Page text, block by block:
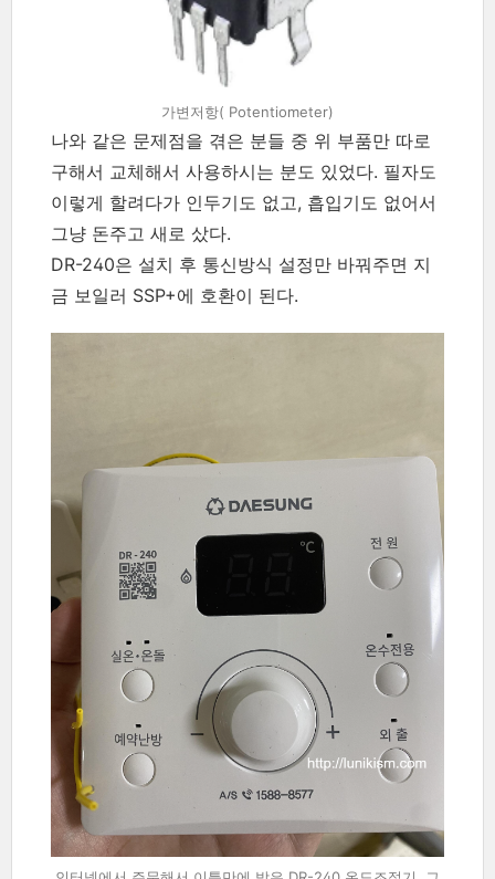
가변저항( Potentiometer)
나와 같은 문제점을 겪은 분들 중 위 부품만 따로
구해서 교체해서 사용하시는 분도 있었다. 필자도
이렇게 할려다가 인두기도 없고, 흡입기도 없어서
그냥 돈주고 새로 샀다.
DR-240은 설치 후 통신방식 설정만 바꿔주면 지
금 보일러 SSP+에 호환이 된다.